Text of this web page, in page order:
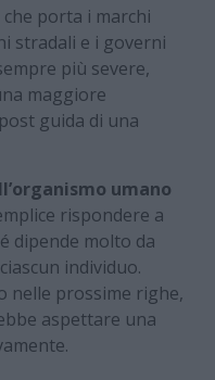
porta i marchi
stradali e i governi
più severe,
maggiore
guida di una
umano
rispondere a
dipende molto da
individuo.
nelle prossime righe,
aspettare una